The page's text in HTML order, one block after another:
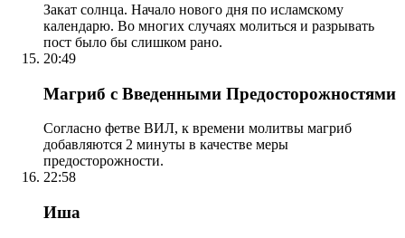
Закат солнца. Начало нового дня по исламскому
календарю. Во многих случаях молиться и разрывать
пост было бы слишком рано.
20:49
Магриб с Введенными Предосторожностями
Согласно фетве ВИЛ, к времени молитвы магриб
добавляются 2 минуты в качестве меры
предосторожности.
22:58
Иша